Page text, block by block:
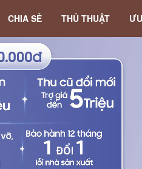
CHIA SẺ THỦ THUẬT